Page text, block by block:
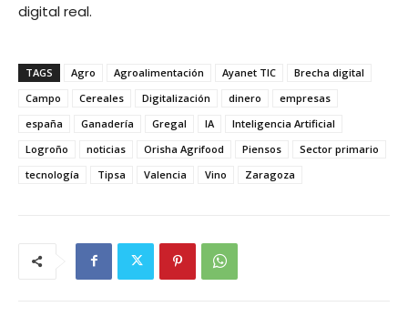
digital real.
TAGS Agro Agroalimentación Ayanet TIC
Brecha digital
Campo
Cereales Digitalización dinero
empresas
españa
Ganadería Gregal IA
Inteligencia Artificial
Logroño
noticias Orisha Agrifood Piensos
Sector primario
tecnología
Tipsa Valencia Vino Zaragoza